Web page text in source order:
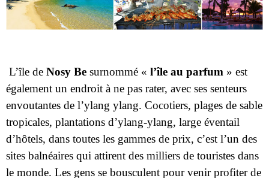
L’île deNosy Besurnommé «l’île au parfum» est
tropicales, plantations d’ylang-ylang, large éventail
d’hôtels, dans toutes les gammes de prix, c’est l’un des
sites balnéaires qui attirent des milliers de touristes dans
le monde. Les gens se bousculent pour venir profiter de
l’eau turquoise, des eaux calmes et des restaurants de
fruits de mer.
Quelles sont les différentes activités à effectuer ?